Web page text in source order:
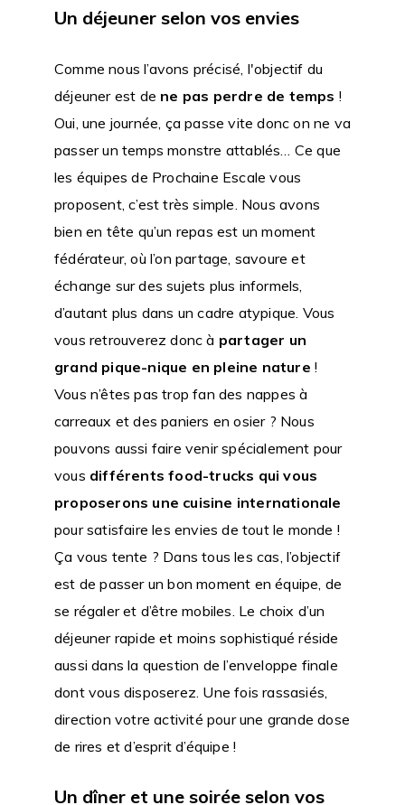
Un déjeuner selon vos envies
Comme nous l’avons précisé, l'objectif du
déjeuner est de ne pas perdre de temps !
Oui, une journée, ça passe vite donc on ne va
passer un temps monstre attablés… Ce que
les équipes de Prochaine Escale vous
proposent, c’est très simple. Nous avons
bien en tête qu’un repas est un moment
fédérateur, où l’on partage, savoure et
échange sur des sujets plus informels,
d’autant plus dans un cadre atypique. Vous
vous retrouverez donc à partager un
grand pique-nique en pleine nature !
Vous n’êtes pas trop fan des nappes à
carreaux et des paniers en osier ? Nous
pouvons aussi faire venir spécialement pour
vous différents food-trucks qui vous
proposerons une cuisine internationale
pour satisfaire les envies de tout le monde !
Ça vous tente ? Dans tous les cas, l’objectif
est de passer un bon moment en équipe, de
se régaler et d’être mobiles. Le choix d’un
déjeuner rapide et moins sophistiqué réside
aussi dans la question de l’enveloppe finale
dont vous disposerez. Une fois rassasiés,
direction votre activité pour une grande dose
de rires et d’esprit d’équipe !
Un dîner et une soirée selon vos